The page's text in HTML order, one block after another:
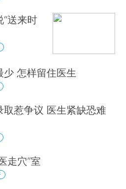
“送来时
少 怎样留住医生
取惹争议 医生紧缺恐难
走穴”室